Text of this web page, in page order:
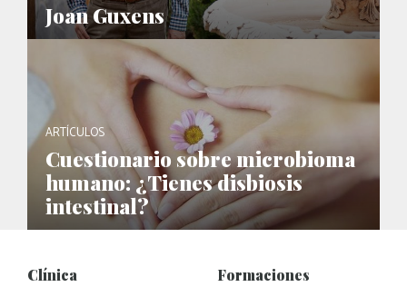
Joan Guxens
ARTÍCULOS
Cuestionario sobre microbioma
humano: ¿Tienes disbiosis
intestinal?
Clínica Formaciones